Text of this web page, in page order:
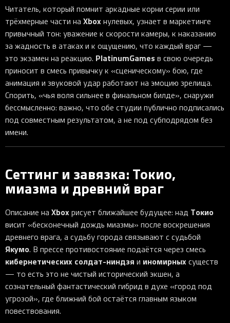
Читатель, который помнит аркадные корни серии или
трёхмерные части на Xboxнулевых, узнает в маркетинге
привычный тон: уважение к скорости камеры, к наказанию
за жадность в атаках и к ощущению, что каждый враг —
это экзамен на реакцию. PlatinumGames в свою очередь
приносит в смесь привычку к «сценическому» бою, где
анимация и звуковой удар работают на эмоцию зрелища.
Спорить, «чья воля сильнее в финальном билде», снаружи
бессмысленно: важно, что обе студии публично подписались
под совместным результатом, а не под субподрядом без
имени.
Сеттинг и завязка: Токио,
миазма и древний враг
Описание на Xboxрисует ближайшее будущее: над Токио
висит «бесконечный дождь миазмы» после воскрешения
древнего врага, а судьбу города связывают с судьбой
Якумо. В прессе противостояние подаётся через смесь
кибернетических солдат-ниндзя и иномирныхсуществ
— то есть это не чистый исторический экшен, а
сознательный фантастический гибрид в духе «город под
угрозой», где ближний бой остаётся главным языком
повествования.